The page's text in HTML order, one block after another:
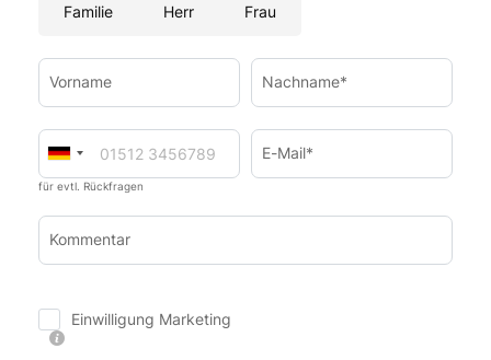
Familie Herr Frau
Vorname Nachname*
für evtl. Rückfragen
E-Mail*
Kommentar
Einwilligung Marketing